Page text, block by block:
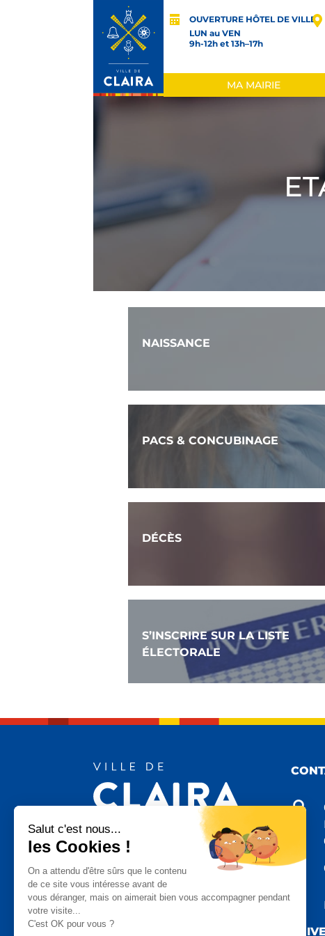
OUVERTURE HÔTEL DE VILLE
LUN au VEN
9h-12h et 13h–17h
MA MAIRIE
NAISSANCE
PACS & CONCUBINAGE
DÉCÈS
S’INSCRIRE SUR LA LISTE
ÉLECTORALE


Salut c'est nous...
les Cookies !
On a attendu d'être sûrs que le contenu
de ce site vous intéresse avant de
vous déranger, mais on aimerait bien vous accompagner pendant
votre visite...
C'est OK pour vous ?